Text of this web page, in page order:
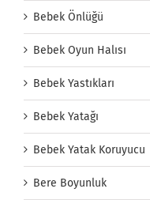
Bebek Önlüğü
Bebek Oyun Halısı
Bebek Yastıkları
Bebek Yatağı
Bebek Yatak Koruyucu
Bere Boyunluk